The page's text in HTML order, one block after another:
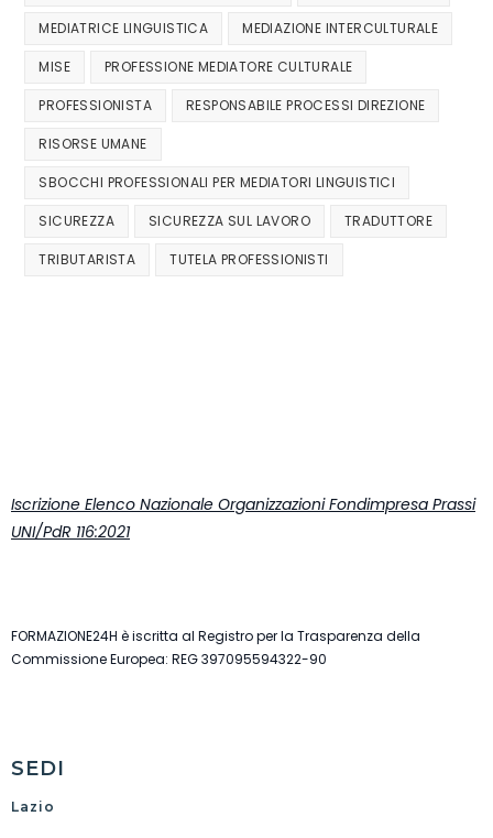
MEDIATRICE LINGUISTICA MEDIAZIONE INTERCULTURALE
MISE PROFESSIONE MEDIATORE CULTURALE
PROFESSIONISTA RESPONSABILE PROCESSI DIREZIONE
RISORSE UMANE
SBOCCHI PROFESSIONALI PER MEDIATORI LINGUISTICI
SICUREZZA SICUREZZA SUL LAVORO TRADUTTORE
TRIBUTARISTA TUTELA PROFESSIONISTI
Iscrizione Elenco Nazionale Organizzazioni Fondimpresa Prassi
UNI/PdR 116:2021
FORMAZIONE24H è iscritta al Registro per la Trasparenza della
Commissione Europea: REG 397095594322-90
SEDI
Lazio